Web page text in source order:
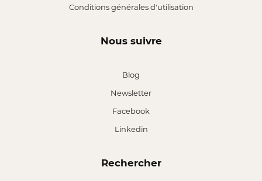
Conditions générales d'utilisation
Nous suivre
Blog
Newsletter
Facebook
Linkedin
Rechercher